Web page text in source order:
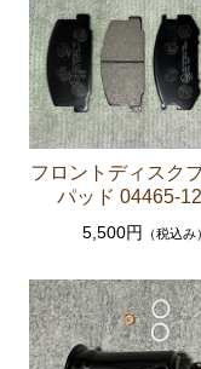
エンジンパーツ
エンジンパーツ
エンジンパーツ
エンジンパーツ
エンジンパーツ
ト ホース など
クラッチパーツ
ーズシリンダー
フロントディスク
パッド 04465-
5,500円 （税込み